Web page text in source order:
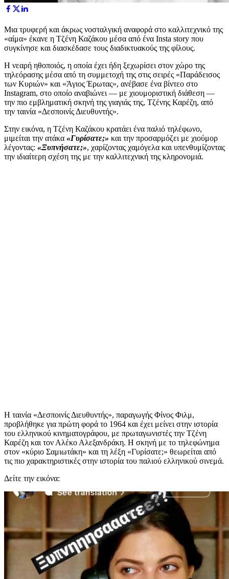
Μια τρυφερή και άκρως νοσταλγική αναφορά στο καλλιτεχνικό της
«αίμα» έκανε η Τζένη Καζάκου μέσα από ένα Insta story που
συγκίνησε και διασκέδασε τους διαδικτυακούς της φίλους.
Η νεαρή ηθοποιός, η οποία έχει ήδη ξεχωρίσει στον χώρο της
τηλεόρασης μέσα από τη συμμετοχή της στις σειρές «Παράδεισος
των Κυριών» και «Άγιος Έρωτας», ανέβασε ένα βίντεο στο
Instagram, στο οποίο αναβιώνει — με χιουμοριστική διάθεση —
την πιο εμβληματική σκηνή της γιαγιάς της, Τζένης Καρέζη, από
την ταινία «Δεσποινίς Διευθυντής».
Στην εικόνα, η Τζένη Καζάκου κρατάει ένα παλιό τηλέφωνο,
μιμείται την ατάκα «Γυρίσατε;» και την προσαρμόζει με χιούμορ
λέγοντας: «Ξυπνήσατε;», χαρίζοντας χαμόγελα και υπενθυμίζοντας
την ιδιαίτερη σχέση της με την καλλιτεχνική της κληρονομιά.
Η ταινία «Δεσποινίς Διευθυντής», παραγωγής Φίνος Φιλμ,
προβλήθηκε για πρώτη φορά το 1964 και έχει μείνει στην ιστορία
του ελληνικού κινηματογράφου, με πρωταγωνιστές την Τζένη
Καρέζη και τον Αλέκο Αλεξανδράκη. Η σκηνή με το τηλεφώνημα
στον «κύριο Σαμιωτάκη» και τη λέξη «Γυρίσατε;» θεωρείται από
τις πιο χαρακτηριστικές στην ιστορία του παλιού ελληνικού σινεμά.
Δείτε την εικόνα: